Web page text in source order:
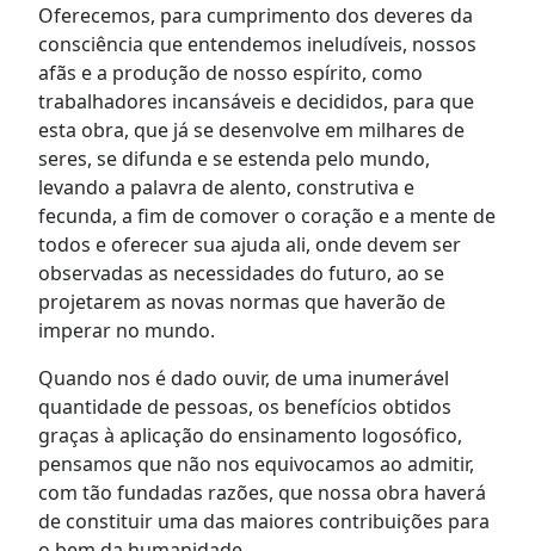
Oferecemos, para cumprimento dos deveres da
consciência que entendemos ineludíveis, nossos
afãs e a produção de nosso espírito, como
trabalhadores incansáveis e decididos, para que
esta obra, que já se desenvolve em milhares de
seres, se difunda e se estenda pelo mundo,
levando a palavra de alento, construtiva e
fecunda, a fim de comover o coração e a mente de
todos e oferecer sua ajuda ali, onde devem ser
observadas as necessidades do futuro, ao se
projetarem as novas normas que haverão de
imperar no mundo.
Quando nos é dado ouvir, de uma inumerável
quantidade de pessoas, os benefícios obtidos
graças à aplicação do ensinamento logosófico,
pensamos que não nos equivocamos ao admitir,
com tão fundadas razões, que nossa obra haverá
de constituir uma das maiores contribuições para